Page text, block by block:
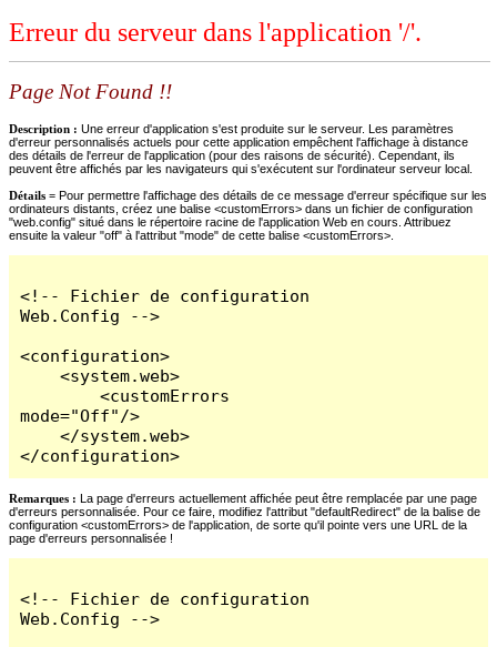
Erreur du serveur dans l'application '/'.
Page Not Found !!
Description : Une erreur d'application s'est produite sur le serveur. Les paramètres
d'erreur personnalisés actuels pour cette application empêchent l'affichage à distance
des détails de l'erreur de l'application (pour des raisons de sécurité). Cependant, ils
peuvent être affichés par les navigateurs qui s'exécutent sur l'ordinateur serveur local.
Détails = Pour permettre l'affichage des détails de ce message d'erreur spécifique sur les
ordinateurs distants, créez une balise <customErrors> dans un fichier de configuration
"web.config" situé dans le répertoire racine de l'application Web en cours. Attribuez
ensuite la valeur "off" à l'attribut "mode" de cette balise <customErrors>.
<!-- Fichier de configuration
Web.Config -->
<configuration>
    <system.web>
        <customErrors
mode="Off"/>
    </system.web>
</configuration>
Remarques : La page d'erreurs actuellement affichée peut être remplacée par une page
d'erreurs personnalisée. Pour ce faire, modifiez l'attribut "defaultRedirect" de la balise de
configuration <customErrors> de l'application, de sorte qu'il pointe vers une URL de la
page d'erreurs personnalisée !
<!-- Fichier de configuration
Web.Config -->